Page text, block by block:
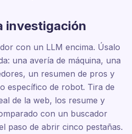
investigación
con un LLM encima. Úsalo
una avería de máquina, una
un resumen de pros y
específico de robot. Tira de
de la web, los resume y
con un buscador
paso de abrir cinco pestañas.